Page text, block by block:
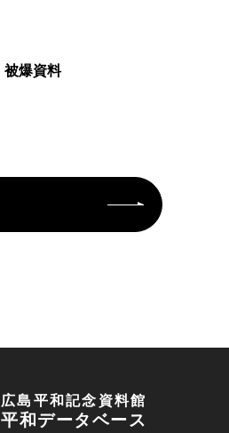
被爆資料
広島平和記念資料館
平和データベース